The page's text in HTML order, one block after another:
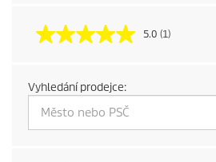
c
t
p
5.0 (1)
Vyhledání prodejce: